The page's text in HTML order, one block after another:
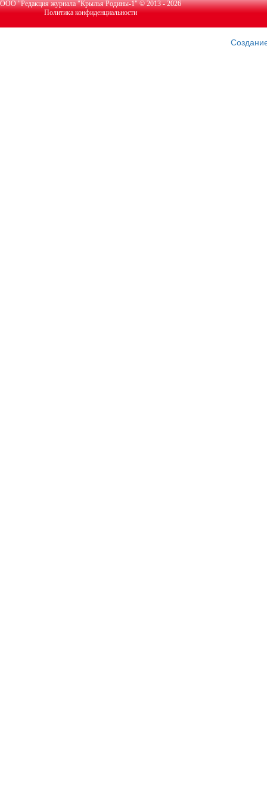
ООО "Редакция журнала "Крылья Родины-1" © 2013 - 2026
Политика конфиденциальности